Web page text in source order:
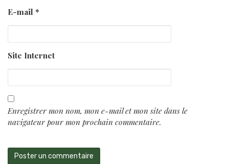
E-mail *
Site Internet
Enregistrer mon nom, mon e-mail et mon site dans le
navigateur pour mon prochain commentaire.